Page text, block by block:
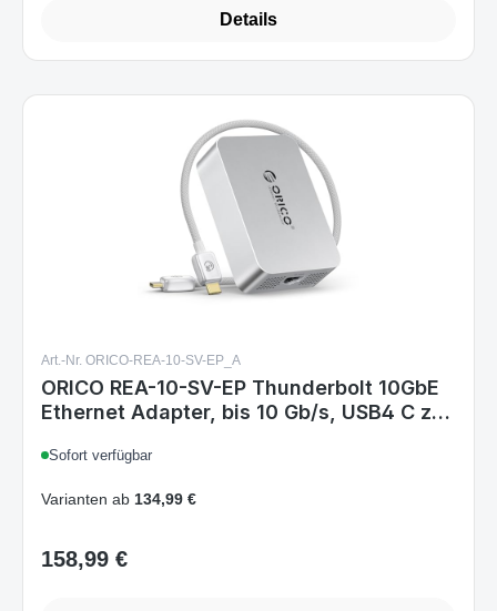
Details
Art.-Nr. ORICO-REA-10-SV-EP_A
ORICO REA-10-SV-EP Thunderbolt 10GbE
Ethernet Adapter, bis 10 Gb/s, USB4 C zu
Thunderbolt 3/4/5, abwärtskompatibel
Sofort verfügbar
Varianten ab 134,99 €
Regulärer Preis:
158,99 €